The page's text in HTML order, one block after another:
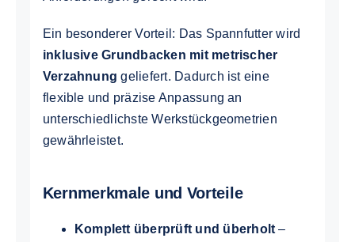
Ein besonderer Vorteil: Das Spannfutter wird
inklusive Grundbacken mit metrischer
Verzahnung geliefert. Dadurch ist eine
flexible und präzise Anpassung an
unterschiedlichste Werkstückgeometrien
gewährleistet.
Kernmerkmale und Vorteile
Komplett überprüft und überholt –